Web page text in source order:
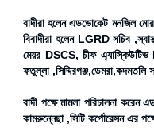
বাদীরা হলেন এডভোকেট মনজিল
বিবাদীরা হলেন LGRD সচিব
মেয়র DSCS, চীফ এ্যাস্কিউটিভ
ফতুল্লা
বাদী পক্ষে মামলা পরিচালনা
কামরুন্নেছা ,সিটি কর্পোরেসন এর